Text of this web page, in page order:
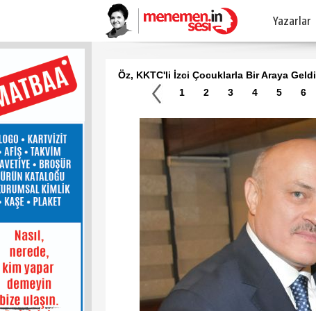
Yazarlar
Öz, KKTC'li İzci Çocuklarla Bir Araya Geldi
1
2 3 4 5 6